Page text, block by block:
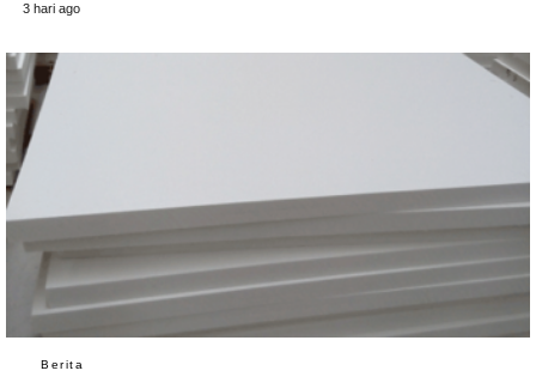
3 hari ago
Berita